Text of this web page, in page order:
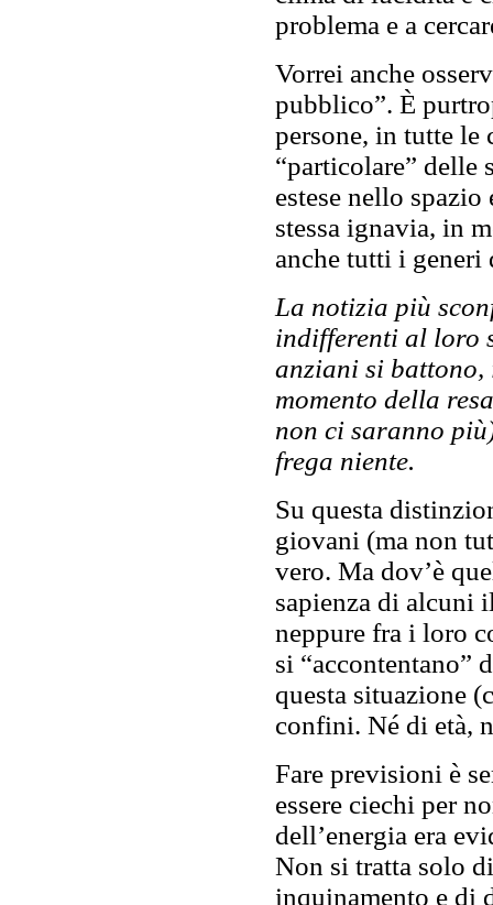
problema e a
Vorrei anche
pubblico”. È
persone, in tutte
“particolare” delle
estese nello
stessa ignavia, in
anche tutti i generi
La notizia più
indifferenti al loro
anziani si
momento della
non ci saranno
frega niente.
Su questa
giovani (ma non
vero. Ma dov’è
sapienza di alcuni
neppure fra i loro
si “accontentano”
questa situazione
confini. Né di età,
Fare previsioni è
essere ciechi per
dell’energia era
Non si tratta solo
inquinamento e di